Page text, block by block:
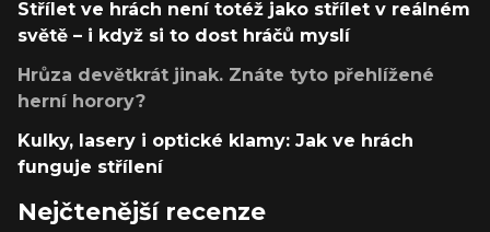
Střílet ve hrách není totéž jako střílet v reálném
světě – i když si to dost hráčů myslí
Hrůza devětkrát jinak. Znáte tyto přehlížené
herní horory?
Kulky, lasery i optické klamy: Jak ve hrách
funguje střílení
Nejčtenější recenze